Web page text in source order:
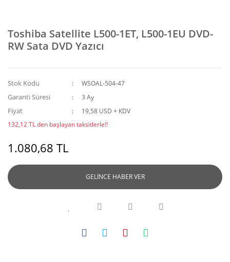
Toshiba Satellite L500-1ET, L500-1EU DVD-
RW Sata DVD Yazıcı
Stok Kodu WSOAL-504-47
Garanti Süresi 3 Ay
Fiyat
19,58 USD + KDV
132,12 TL den başlayan taksitlerle!!
1.080,68 TL
GELİNCE HABER VER